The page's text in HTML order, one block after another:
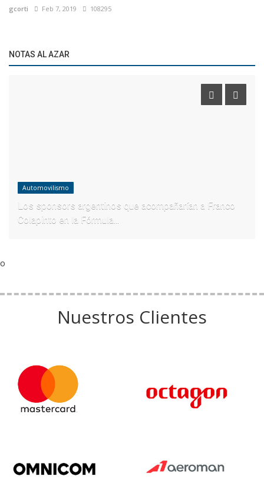
gcorti Feb 7, 2019 108295
NOTAS AL AZAR
Automovilismo
Los sponsors argentinos que acompañarían a Franco
Colapinto en la Fórmula...
o
Nuestros Clientes